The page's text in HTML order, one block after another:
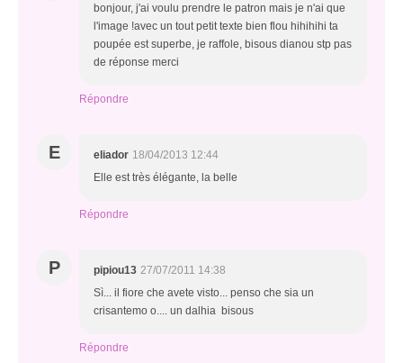
bonjour, j'ai voulu prendre le patron mais je n'ai que
l'image !avec un tout petit texte bien flou hihihihi ta
poupée est superbe, je raffole, bisous dianou stp pas
de réponse merci
Répondre
E eliador 18/04/2013 12:44
Elle est très élégante, la belle
Répondre
P pipiou13 27/07/2011 14:38
Sì... il fiore che avete visto... penso che sia un
crisantemo o.... un dalhia bisous
Répondre